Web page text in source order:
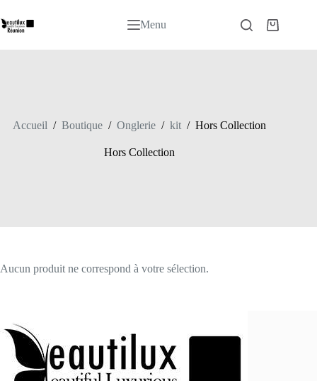
au
contenu
Menu
Panier
Accueil / Boutique / Onglerie / kit / Hors Collection
Hors Collection
Aucun produit ne correspond à votre sélection.